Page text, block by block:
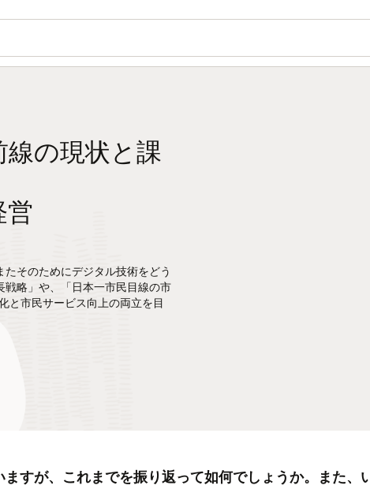
の現状と課
営
そのためにデジタル技術をどう
略」や、「日本一市民目線の市
と市民サービス向上の両立を目
すが、これまでを振り返って如何でしょうか。また